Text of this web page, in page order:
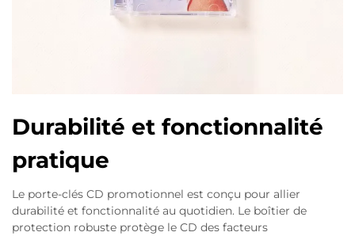
Durabilité et fonctionnalité
pratique
Le porte-clés CD promotionnel est conçu pour allier
durabilité et fonctionnalité au quotidien. Le boîtier de
protection robuste protège le CD des facteurs